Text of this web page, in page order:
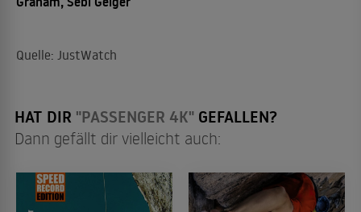
Quelle: JustWatch
HAT DIR "PASSENGER 4K" GEFALLEN?
Dann gefällt dir vielleicht auch: